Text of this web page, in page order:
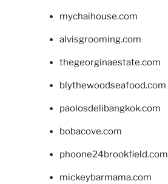
mychaihouse.com
alvisgrooming.com
thegeorginaestate.com
blythewoodseafood.com
paolosdelibangkok.com
bobacove.com
phoone24brookfield.com
mickeybarmama.com